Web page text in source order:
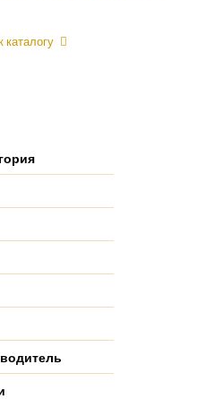
каталогу